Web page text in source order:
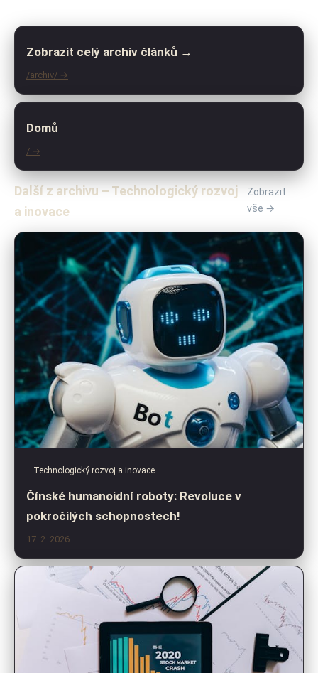
Zobrazit celý archiv článků →
/archiv/ →
Domů
/ →
Další z archivu – Technologický rozvoj
a inovace
Zobrazit
vše →
Technologický rozvoj a inovace
Čínské humanoidní roboty: Revoluce v
pokročilých schopnostech!
17. 2. 2026